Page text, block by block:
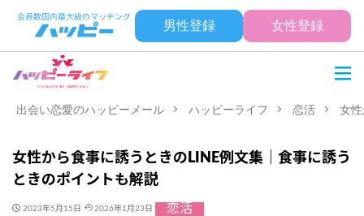
男性登録 女性登録
出会い恋愛のハッピーメール ハッピーライフ 恋活 女
女性から食事に誘うときのLINE例文集｜食事に誘う
ときのポイントも解説
2023年5月15日 2026年1月23日 恋活